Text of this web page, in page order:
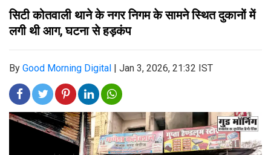
सिटी कोतवाली थाने के नगर निगम के सामने स्थित दुकानों में
लगी थी आग, घटना से हड़कंप
By Good Morning Digital | Jan 3, 2026, 21:32 IST